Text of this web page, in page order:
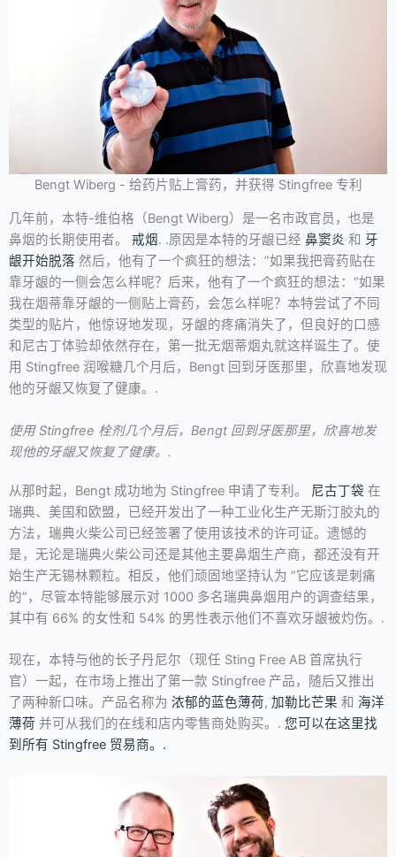
Bengt Wiberg - 给药片贴上膏药，并获得 Stingfree 专利
几年前，本特-维伯格（Bengt Wiberg）是一名市政官员，也是
鼻烟的长期使用者。 戒烟. .原因是本特的牙龈已经 鼻窦炎 和 牙
龈开始脱落 然后，他有了一个疯狂的想法：”如果我把膏药贴在
靠牙龈的一侧会怎么样呢？后来，他有了一个疯狂的想法：”如果
我在烟蒂靠牙龈的一侧贴上膏药，会怎么样呢？本特尝试了不同
类型的贴片，他惊讶地发现，牙龈的疼痛消失了，但良好的口感
和尼古丁体验却依然存在，第一批无烟蒂烟丸就这样诞生了。使
用 Stingfree 润喉糖几个月后，Bengt 回到牙医那里，欣喜地发现
他的牙龈又恢复了健康。.
使用 Stingfree 栓剂几个月后，Bengt 回到牙医那里，欣喜地发
现他的牙龈又恢复了健康。.
从那时起，Bengt 成功地为 Stingfree 申请了专利。 尼古丁袋 在
瑞典、美国和欧盟，已经开发出了一种工业化生产无斯汀胶丸的
方法，瑞典火柴公司已经签署了使用该技术的许可证。遗憾的
是，无论是瑞典火柴公司还是其他主要鼻烟生产商，都还没有开
始生产无锡林颗粒。相反，他们顽固地坚持认为 ”它应该是刺痛
的”，尽管本特能够展示对 1000 多名瑞典鼻烟用户的调查结果，
其中有 66% 的女性和 54% 的男性表示他们不喜欢牙龈被灼伤。.
现在，本特与他的长子丹尼尔（现任 Sting Free AB 首席执行
官）一起，在市场上推出了第一款 Stingfree 产品，随后又推出
了两种新口味。产品名称为 浓郁的蓝色薄荷, 加勒比芒果 和 海洋
薄荷 并可从我们的在线和店内零售商处购买。. 您可以在这里找
到所有 Stingfree 贸易商。.